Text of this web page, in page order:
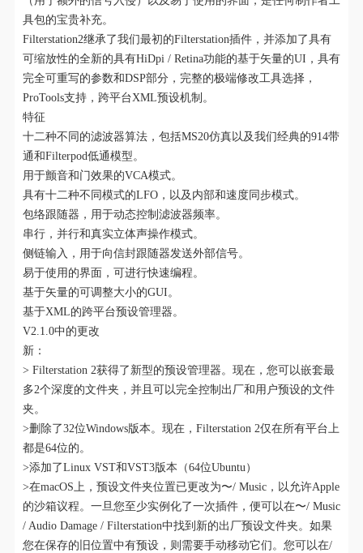
具包的宝贵补充。
Filterstation2继承了我们最初的Filterstation插件，并添加了具有
可缩放性的全新的具有HiDpi / Retina功能的基于矢量的UI，具有
完全可重写的参数和DSP部分，完整的极端修改工具选择，
ProTools支持，跨平台XML预设机制。
特征
十二种不同的滤波器算法，包括MS20仿真以及我们经典的914带
通和Filterpod低通模型。
用于颤音和门效果的VCA模式。
具有十二种不同模式的LFO，以及内部和速度同步模式。
包络跟随器，用于动态控制滤波器频率。
串行，并行和真实立体声操作模式。
侧链输入，用于向信封跟随器发送外部信号。
易于使用的界面，可进行快速编程。
基于矢量的可调整大小的GUI。
基于XML的跨平台预设管理器。
V2.1.0中的更改
新：
> Filterstation 2获得了新型的预设管理器。现在，您可以嵌套最
多2个深度的文件夹，并且可以完全控制出厂和用户预设的文件
夹。
>删除了32位Windows版本。现在，Filterstation 2仅在所有平台上
都是64位的。
>添加了Linux VST和VST3版本（64位Ubuntu）
>在macOS上，预设文件夹位置已更改为〜/ Music，以允许Apple
的沙箱议程。一旦您至少实例化了一次插件，便可以在〜/ Music
/ Audio Damage / Filterstation中找到新的出厂预设文件夹。如果
您在保存的旧位置中有预设，则需要手动移动它们。您可以在/